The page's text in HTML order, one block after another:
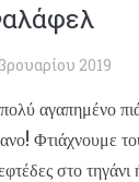
2019
αγαπημένο
Φτιάχνουμε
στο